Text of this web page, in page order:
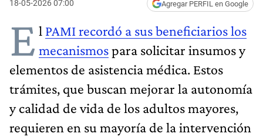
18-05-2026 07:00 Agregar PERFIL en Google
E l PAMI recordó a sus beneficiarios los
mecanismospara solicitar insumos y
elementos de asistencia médica. Estos
trámites, que buscan mejorar la autonomía
y calidad de vida de los adultos mayores,
requieren en su mayoría de la intervención